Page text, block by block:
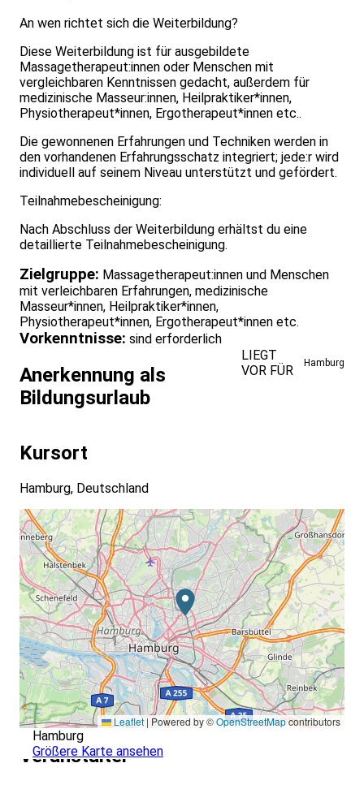
An wen richtet sich die Weiterbildung?
Diese Weiterbildung ist für ausgebildete
Massagetherapeut:innen oder Menschen mit
vergleichbaren Kenntnissen gedacht, außerdem für
medizinische Masseur:innen, Heilpraktiker*innen,
Physiotherapeut*innen, Ergotherapeut*innen etc..
Die gewonnenen Erfahrungen und Techniken werden in
den vorhandenen Erfahrungsschatz integriert; jede:r wird
individuell auf seinem Niveau unterstützt und gefördert.
Teilnahmebescheinigung:
Nach Abschluss der Weiterbildung erhältst du eine
detaillierte Teilnahmebescheinigung.
Zielgruppe: Massagetherapeut:innen und Menschen
mit verleichbaren Erfahrungen, medizinische
Masseur*innen, Heilpraktiker*innen,
Physiotherapeut*innen, Ergotherapeut*innen etc.
Vorkenntnisse: sind erforderlich
Anerkennung als
Bildungsurlaub
LIEGT
VOR FÜR
Hamburg
Kursort
Hamburg, Deutschland
Leaflet | Powered by ©OpenStreetMapcontributors
Hamburg
Größere Karte ansehen
Veranstalter